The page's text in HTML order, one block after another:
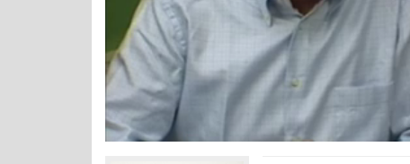
Némítás
kikapcsolva
0%
0%